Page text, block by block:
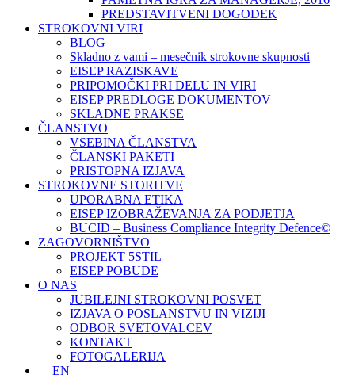
PREDSTAVITVENI DOGODEK
STROKOVNI VIRI
BLOG
Skladno z vami – mesečnik strokovne skupnosti
EISEP RAZISKAVE
PRIPOMOČKI PRI DELU IN VIRI
EISEP PREDLOGE DOKUMENTOV
SKLADNE PRAKSE
ČLANSTVO
VSEBINA ČLANSTVA
ČLANSKI PAKETI
PRISTOPNA IZJAVA
STROKOVNE STORITVE
UPORABNA ETIKA
EISEP IZOBRAŽEVANJA ZA PODJETJA
BUCID – Business Compliance Integrity Defence©
ZAGOVORNIŠTVO
PROJEKT 5STIL
EISEP POBUDE
O NAS
JUBILEJNI STROKOVNI POSVET
IZJAVA O POSLANSTVU IN VIZIJI
ODBOR SVETOVALCEV
KONTAKT
FOTOGALERIJA
EN